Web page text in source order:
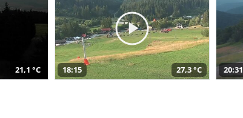
21,1 °C 18:15 27,3 °C 20:31